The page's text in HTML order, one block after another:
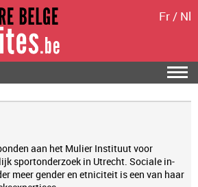
Fr/ Nl
aan het Mulier Instituut voor
sportonderzoek in Utrecht. Sociale in-
meer gender en etniciteit is een van haar